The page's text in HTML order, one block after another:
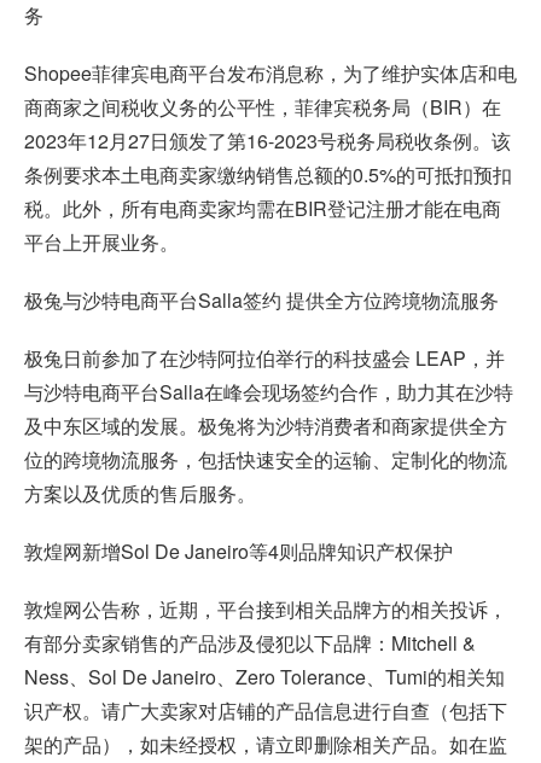
务
Shopee菲律宾电商平台发布消息称，为了维护实体店和电
商商家之间税收义务的公平性，菲律宾税务局（BIR）在
2023年12月27日颁发了第16-2023号税务局税收条例。该
条例要求本土电商卖家缴纳销售总额的0.5%的可抵扣预扣
税。此外，所有电商卖家均需在BIR登记注册才能在电商
平台上开展业务。
极兔与沙特电商平台Salla签约 提供全方位跨境物流服务
极兔日前参加了在沙特阿拉伯举行的科技盛会 LEAP，并
与沙特电商平台Salla在峰会现场签约合作，助力其在沙特
及中东区域的发展。极兔将为沙特消费者和商家提供全方
位的跨境物流服务，包括快速安全的运输、定制化的物流
方案以及优质的售后服务。
敦煌网新增Sol De Janeiro等4则品牌知识产权保护
敦煌网公告称，近期，平台接到相关品牌方的相关投诉，
有部分卖家销售的产品涉及侵犯以下品牌：Mitchell &
Ness、Sol De Janeiro、Zero Tolerance、Tumi的相关知
识产权。请广大卖家对店铺的产品信息进行自查（包括下
架的产品），如未经授权，请立即删除相关产品。如在监